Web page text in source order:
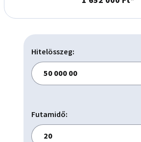
Hitelösszeg:
Futamidő: